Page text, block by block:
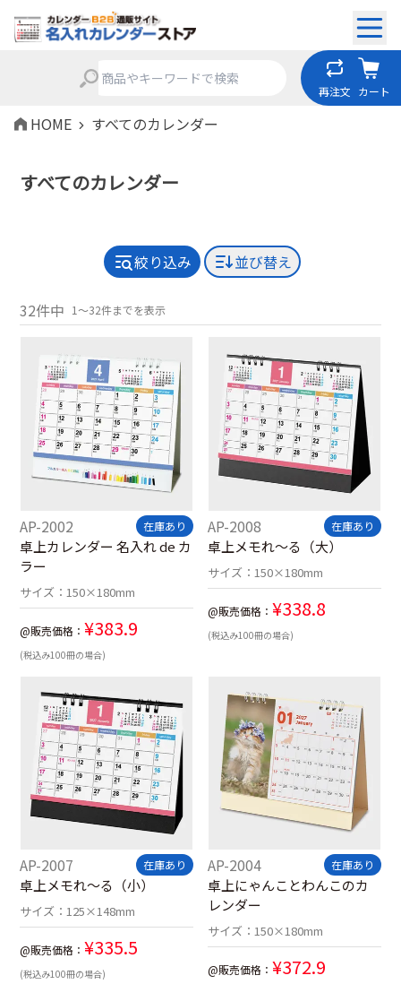
再注文 カート
HOME すべてのカレンダー
すべてのカレンダー
絞り込み 並び替え
32件中 1～32件までを表示
AP-2002 在庫あり
卓上カレンダー 名入れ de カ
ラー
サイズ： 150×180mm
@販売価格： ¥383.9
(税込み100冊の場合)
AP-2008 在庫あり
卓上メモれ～る（大）
サイズ： 150×180mm
@販売価格： ¥338.8
(税込み100冊の場合)
AP-2007 在庫あり
卓上メモれ～る（小）
サイズ：125×148mm
@販売価格： ¥335.5
(税込み100冊の場合)
AP-2004 在庫あり
卓上にゃんことわんこのカ
レンダー
サイズ： 150×180mm
@販売価格： ¥372.9